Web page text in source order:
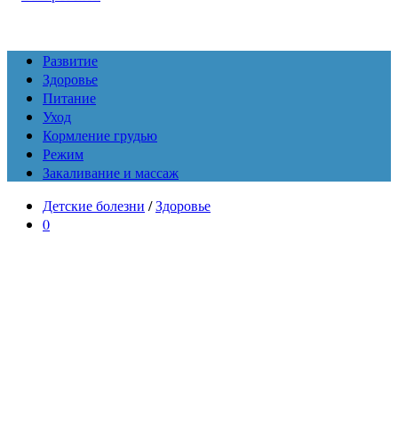
Развитие
Здоровье
Питание
Уход
Кормление грудью
Режим
Закаливание и массаж
Детские болезни /Здоровье
0